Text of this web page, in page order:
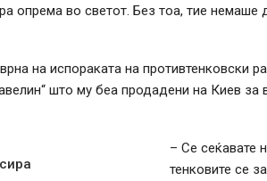
опрема во светот. Без тоа, тие
на испораката на противтенковски
што му беа продадени на Киев за
– Се сеќавате
тенковите се